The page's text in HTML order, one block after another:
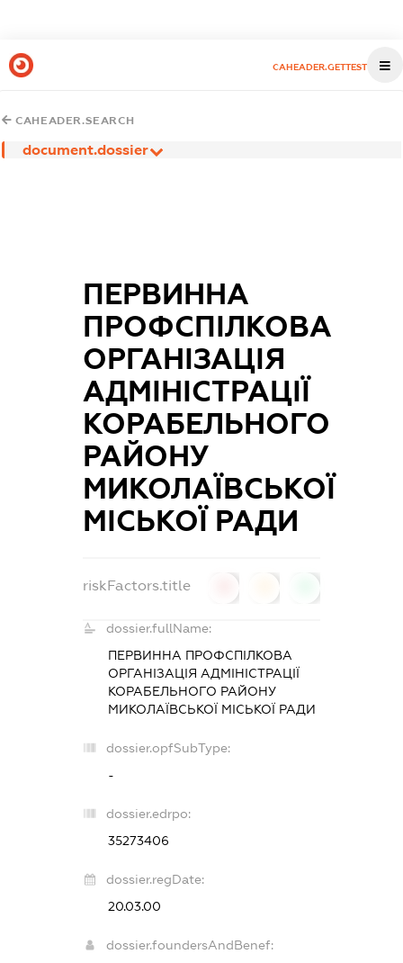
CAHEADER.GETTEST
CAHEADER.SEARCH
document.dossier
ПЕРВИННА
ПРОФСПІЛКОВА
ОРГАНІЗАЦІЯ
АДМІНІСТРАЦІЇ
КОРАБЕЛЬНОГО
РАЙОНУ
МИКОЛАЇВСЬКОЇ
МІСЬКОЇ РАДИ
riskFactors.title
dossier.fullName:
ПЕРВИННА ПРОФСПІЛКОВА
ОРГАНІЗАЦІЯ АДМІНІСТРАЦІЇ
КОРАБЕЛЬНОГО РАЙОНУ
МИКОЛАЇВСЬКОЇ МІСЬКОЇ РАДИ
dossier.opfSubType:
-
dossier.edrpo:
35273406
dossier.regDate:
20.03.00
dossier.foundersAndBenef: